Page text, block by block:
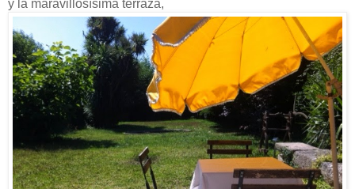
y la maravillosísima terraza,